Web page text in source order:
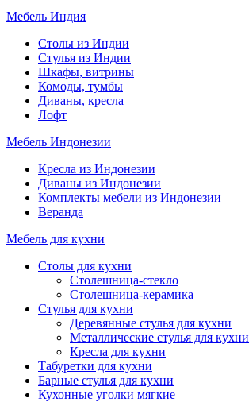
Мебель Индия
Столы из Индии
Стулья из Индии
Шкафы, витрины
Комоды, тумбы
Диваны, кресла
Лофт
Мебель Индонезии
Кресла из Индонезии
Диваны из Индонезии
Комплекты мебели из Индонезии
Веранда
Мебель для кухни
Столы для кухни
Столешница-стекло
Столешница-керамика
Стулья для кухни
Деревянные стулья для кухни
Металлические стулья для кухни
Кресла для кухни
Табуретки для кухни
Барные стулья для кухни
Кухонные уголки мягкие